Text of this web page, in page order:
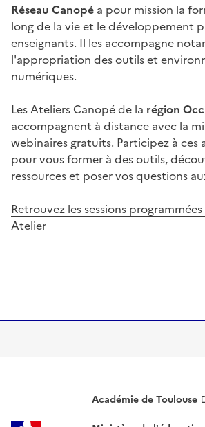
Réseau Canopé a pour mission la
long de la vie et le développement
enseignants. Il les accompagne
l'appropriation des outils et
numériques.
Les Ateliers Canopé de la région
accompagnent à distance avec la
webinaires gratuits. Participez à ces
pour vous former à des outils,
ressources et poser vos questions
Retrouvez les sessions
Atelier
Académie de Toulouse